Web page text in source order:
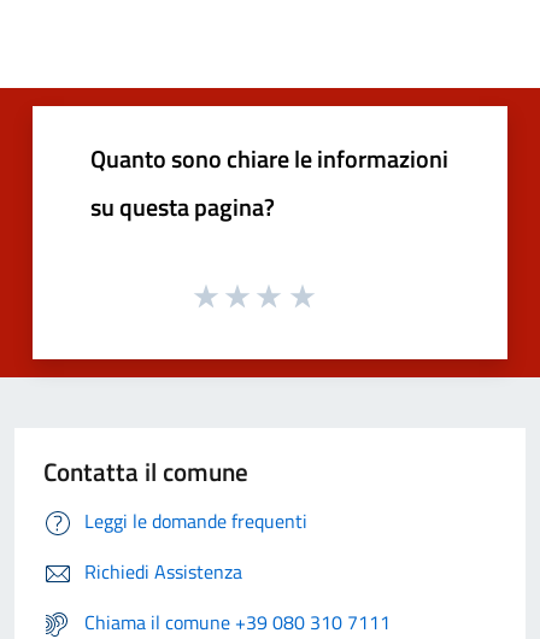
Quanto sono chiare le informazioni
su questa pagina?
Contatta il comune
Leggi le domande frequenti
Richiedi Assistenza
Chiama il comune +39 080 310 7111